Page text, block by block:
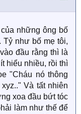
những ông bố
Tỷ như bố mẹ tôi,
đầu rằng thì là
hiểu nhiều, rồi thì
"Cháu nó thông
Và tất nhiên
xoa đầu bứt tóc
làm như thế để